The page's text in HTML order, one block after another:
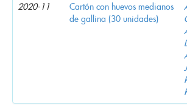
2020-11
Cartón con huevos medianos
de gallina (30 unidades)